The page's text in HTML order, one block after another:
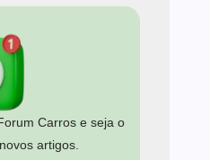
Carros e seja o
artigos.